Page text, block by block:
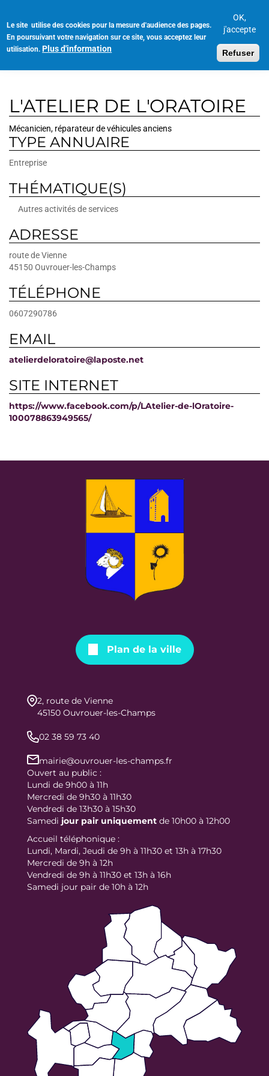
Le site utilise des cookies pour la mesure d'audience des pages.
En poursuivant votre navigation sur ce site, vous acceptez leur
utilisation. Plus d'information
OK,
j'accepte
Refuser
contenu
principal
L'ATELIER DE L'ORATOIRE
Mécanicien, réparateur de véhicules anciens
TYPE ANNUAIRE
Entreprise
THÉMATIQUE(S)
Autres activités de services
ADRESSE
route de Vienne
45150 Ouvrouer-les-Champs
TÉLÉPHONE
0607290786
EMAIL
atelierdeloratoire@laposte.net
SITE INTERNET
https://www.facebook.com/p/LAtelier-de-lOratoire-
100078863949565/
Plan de la ville
2, route de Vienne
45150 Ouvrouer-les-Champs
02 38 59 73 40
mairie@ouvrouer-les-champs.fr
Ouvert au public :
Lundi de 9h00 à 11h
Mercredi de 9h30 à 11h30
Vendredi de 13h30 à 15h30
Samedi jour pair uniquement de 10h00 à 12h00
Accueil téléphonique :
Lundi, Mardi, Jeudi de 9h à 11h30 et 13h à 17h30
Mercredi de 9h à 12h
Vendredi de 9h à 11h30 et 13h à 16h
Samedi jour pair de 10h à 12h